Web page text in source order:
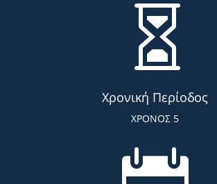

Χρονική Περίοδος
ΧΡΟΝΟΣ 5